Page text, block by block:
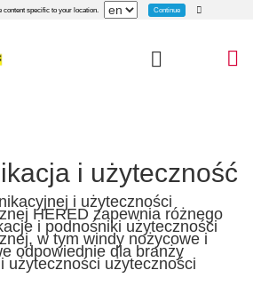
content specific to your location. Continue
i użyteczność
i użyteczności
HERED zapewnia różnego
i podnośniki użyteczności
w tym windy nożycowe i
odpowiednie dla branży
użyteczności użyteczności